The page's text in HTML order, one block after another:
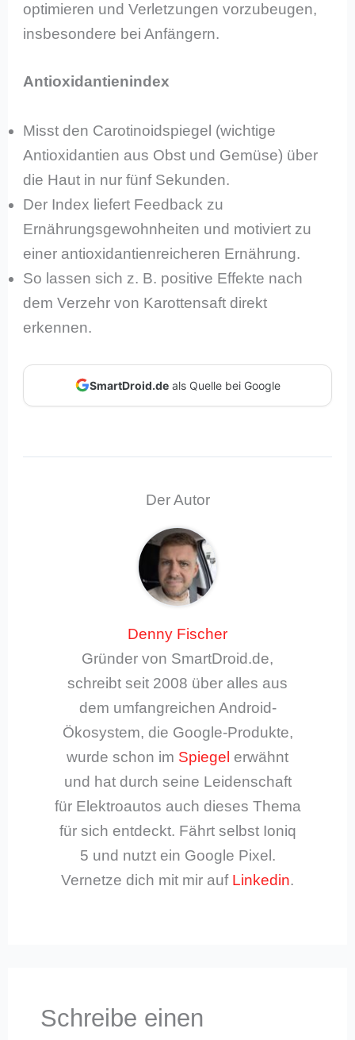
optimieren und Verletzungen vorzubeugen,
insbesondere bei Anfängern.
Antioxidantienindex
Misst den Carotinoidspiegel (wichtige
Antioxidantien aus Obst und Gemüse) über
die Haut in nur fünf Sekunden.
Der Index liefert Feedback zu
Ernährungsgewohnheiten und motiviert zu
einer antioxidantienreicheren Ernährung.
So lassen sich z. B. positive Effekte nach
dem Verzehr von Karottensaft direkt
erkennen.
SmartDroid.deals Quelle bei Google
Der Autor
Denny Fischer
Gründer von SmartDroid.de,
schreibt seit 2008 über alles aus
dem umfangreichen Android-
Ökosystem, die Google-Produkte,
wurde schon im Spiegel erwähnt
und hat durch seine Leidenschaft
für Elektroautos auch dieses Thema
für sich entdeckt. Fährt selbst Ioniq
5 und nutzt ein Google Pixel.
Vernetze dich mit mir auf Linkedin.
Schreibe einen